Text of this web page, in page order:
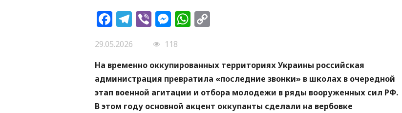
Facebook
Telegram
ViberMessenger
WhatsApp
29.05.2026
118
На временно оккупированных территориях Украины российская
администрация превратила «последние звонки» в школах в очередной
этап военной агитации и отбора молодежи в ряды вооруженных сил РФ.
В этом году основной акцент оккупанты сделали на вербовке